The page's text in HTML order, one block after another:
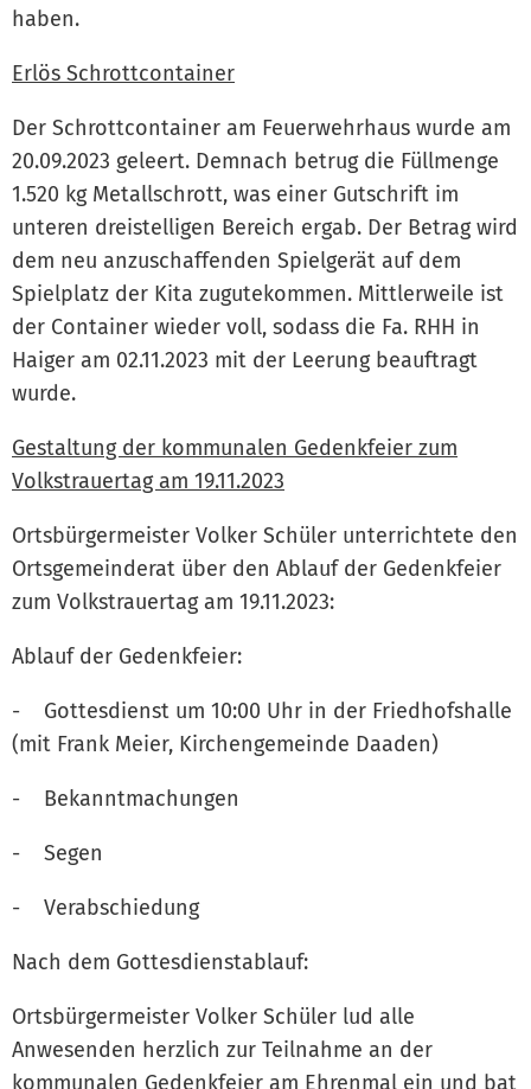
haben.
Erlös Schrottcontainer
Der Schrottcontainer am Feuerwehrhaus wurde am
20.09.2023 geleert. Demnach betrug die Füllmenge
1.520 kg Metallschrott, was einer Gutschrift im
unteren dreistelligen Bereich ergab. Der Betrag wird
dem neu anzuschaffenden Spielgerät auf dem
Spielplatz der Kita zugutekommen. Mittlerweile ist
der Container wieder voll, sodass die Fa. RHH in
Haiger am 02.11.2023 mit der Leerung beauftragt
wurde.
Gestaltung der kommunalen Gedenkfeier zum
Volkstrauertag am 19.11.2023
Ortsbürgermeister Volker Schüler unterrichtete den
Ortsgemeinderat über den Ablauf der Gedenkfeier
zum Volkstrauertag am 19.11.2023:
Ablauf der Gedenkfeier:
- Gottesdienst um 10:00 Uhr in der Friedhofshalle
(mit Frank Meier, Kirchengemeinde Daaden)
- Bekanntmachungen
- Segen
- Verabschiedung
Nach dem Gottesdienstablauf:
Ortsbürgermeister Volker Schüler lud alle
Anwesenden herzlich zur Teilnahme an der
kommunalen Gedenkfeier am Ehrenmal ein und bat